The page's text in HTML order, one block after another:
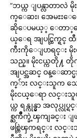
“ဘယ္က ျပန္လာတာလဲ
က္ေဆး၊ အေမႊးေရ
ဆိုေပမယ့္ ေတာ္ေတ
ယ္ေရ အျပင္ထြက္ရင္
ကီးကိုေျပာရင္း မို
သည္။ မိုးငယ္ကတို႔ တို
အျပင္အဆင္ ဝန္ေဆာ
က္်ား လင္းသူက သ
မိုးငယ္ေရာ လင္းသူ
ယ္က ရန္ကုန္မွာ အလုပ္
စ္ႀကိဳက္ခဲ့ၾကျခင္း
ဖစ္တြဲၾကရင္း လင္